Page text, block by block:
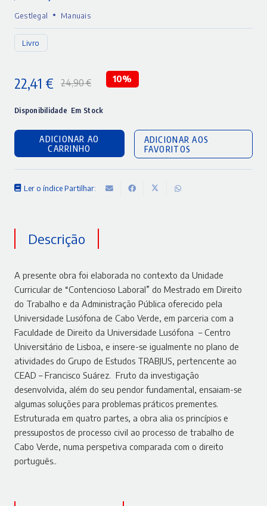
Gestlegal • Manuais
Livro
24,90€
preço
original
era:
24,90 €.
22,41 €
preço
atual
é:
22,41 €.
10%
Disponibilidade Em Stock
ADICIONAR AO
CARRINHO
ADICIONAR AOS
FAVORITOS
Ler o índice Partilhar:
Descrição
A presente obra foi elaborada no contexto da Unidade
Curricular de “Contencioso Laboral” do Mestrado em Direito
do Trabalho e da Administração Pública oferecido pela
Universidade Lusófona de Cabo Verde, em parceria com a
Faculdade de Direito da Universidade Lusófona – Centro
Universitário de Lisboa, e insere-se igualmente no plano de
atividades do Grupo de Estudos TRABJUS, pertencente ao
CEAD – Francisco Suárez. Fruto da investigação
desenvolvida, além do seu pendor fundamental, ensaiam-se
algumas soluções para problemas práticos prementes.
Estruturada em quatro partes, a obra alia os princípios e
pressupostos de processo civil ao processo de trabalho de
Cabo Verde, numa perspetiva comparada com o direito
português..